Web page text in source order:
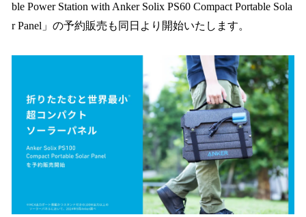
ble Power Station with Anker Solix PS60 Compact Portable Sola
r Panel」の予約販売も同日より開始いたします。